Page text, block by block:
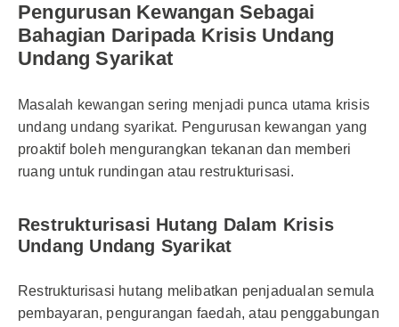
Pengurusan Kewangan Sebagai
Bahagian Daripada Krisis Undang
Undang Syarikat
Masalah kewangan sering menjadi punca utama krisis
undang undang syarikat. Pengurusan kewangan yang
proaktif boleh mengurangkan tekanan dan memberi
ruang untuk rundingan atau restrukturisasi.
Restrukturisasi Hutang Dalam Krisis
Undang Undang Syarikat
Restrukturisasi hutang melibatkan penjadualan semula
pembayaran, pengurangan faedah, atau penggabungan